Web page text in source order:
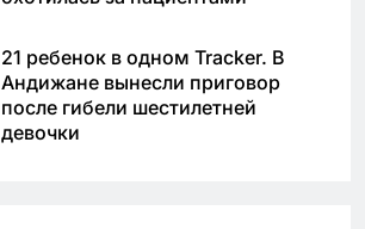
21 ребенок в одном Tracker. В
Андижане вынесли приговор
после гибели шестилетней
девочки